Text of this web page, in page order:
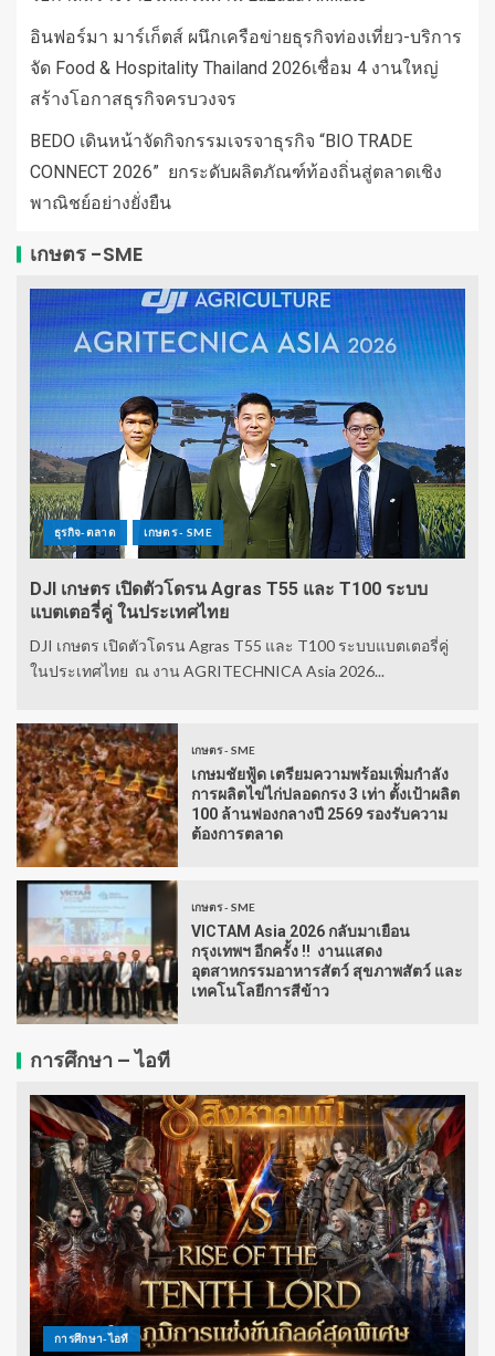
อินฟอร์มา มาร์เก็ตส์ ผนึกเครือข่ายธุรกิจท่องเที่ยว-บริการ
จัด Food & Hospitality Thailand 2026เชื่อม 4 งานใหญ่
สร้างโอกาสธุรกิจครบวงจร
BEDO เดินหน้าจัดกิจกรรมเจรจาธุรกิจ “BIO TRADE
CONNECT 2026” ยกระดับผลิตภัณฑ์ท้องถิ่นสู่ตลาดเชิง
พาณิชย์อย่างยั่งยืน
เกษตร -SME
ธุรกิจ-ตลาด เกษตร - SME
DJI เกษตร เปิดตัวโดรน Agras T55 และ T100 ระบบ
แบตเตอรี่คู่ ในประเทศไทย
DJI เกษตร เปิดตัวโดรน Agras T55 และ T100 ระบบแบตเตอรี่คู่
ในประเทศไทย ณ งาน AGRITECHNICA Asia 2026...
เกษตร - SME
เกษมชัยฟู้ด เตรียมความพร้อมเพิ่มกำลัง
การผลิตไข่ไก่ปลอดกรง 3 เท่า ตั้งเป้าผลิต
100 ล้านฟองกลางปี 2569 รองรับความ
ต้องการตลาด
เกษตร - SME
VICTAM Asia 2026 กลับมาเยือน
กรุงเทพฯ อีกครั้ง !! งานแสดง
อุตสาหกรรมอาหารสัตว์ สุขภาพสัตว์ และ
เทคโนโลยีการสีข้าว
การศึกษา – ไอที
การศึกษา-ไอที